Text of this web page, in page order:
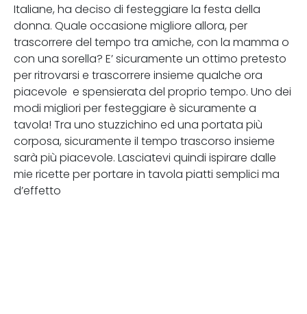
Italiane, ha deciso di festeggiare la festa della
donna. Quale occasione migliore allora, per
trascorrere del tempo tra amiche, con la mamma o
con una sorella? E’ sicuramente un ottimo pretesto
per ritrovarsi e trascorrere insieme qualche ora
piacevole e spensierata del proprio tempo. Uno dei
modi migliori per festeggiare è sicuramente a
tavola! Tra uno stuzzichino ed una portata più
corposa, sicuramente il tempo trascorso insieme
sarà più piacevole. Lasciatevi quindi ispirare dalle
mie ricette per portare in tavola piatti semplici ma
d’effetto